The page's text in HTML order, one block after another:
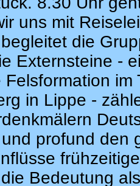
uns mit
die
Externsteine -
im
in Lippe -
profund den
Bedeutung